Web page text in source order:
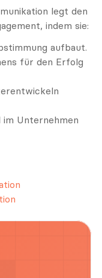
legt den
indem sie:
aufbaut.
für den Erfolg
Unternehmen